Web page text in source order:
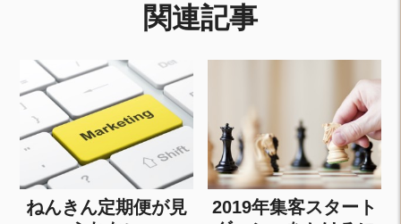
関連記事
ねんきん定期便が見
2019年集客スタート